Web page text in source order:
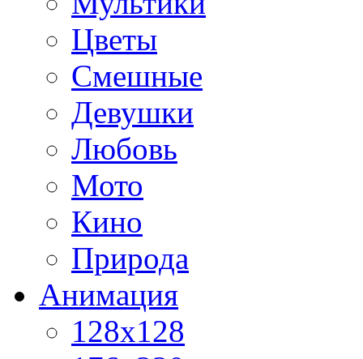
Цветы
Смешные
Девушки
Любовь
Мото
Кино
Природа
Анимация
128x128